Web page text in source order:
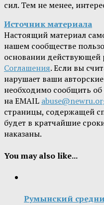
сил. Тем не менее,
Источник материала
Настоящий материал
нашем сообществе
основании действующей
Соглашения. Если вы
нарушает ваши
необходимо сообщить
на EMAIL
страницы, содержащей
будет в кратчайшие
наказаны.
You may also like...
Румынский